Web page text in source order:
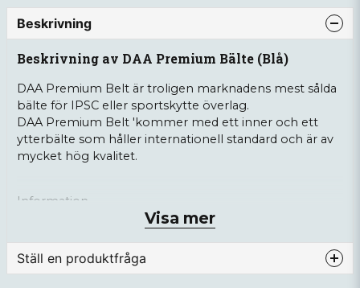
Beskrivning
Beskrivning av DAA Premium Bälte (Blå)
DAA Premium Belt är troligen marknadens mest sålda
bälte för IPSC eller sportskytte överlag.
DAA Premium Belt 'kommer med ett inner och ett
ytterbälte som håller internationell standard och är av
mycket hög kvalitet.
Information
Storlekar från 28" (90cm) till 60" (176cm)
Färg: Svart, Blå, Röd, Silver och Rosa
Visa mer
Ställ en produktfråga